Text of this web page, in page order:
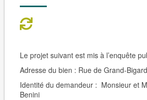
Le projet suivant est mis à l’enquête
Adresse du bien : Rue de Grand-
Identité du demandeur : Monsieur et
Benini